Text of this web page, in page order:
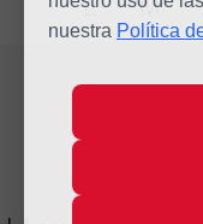
nuestra Política
L M